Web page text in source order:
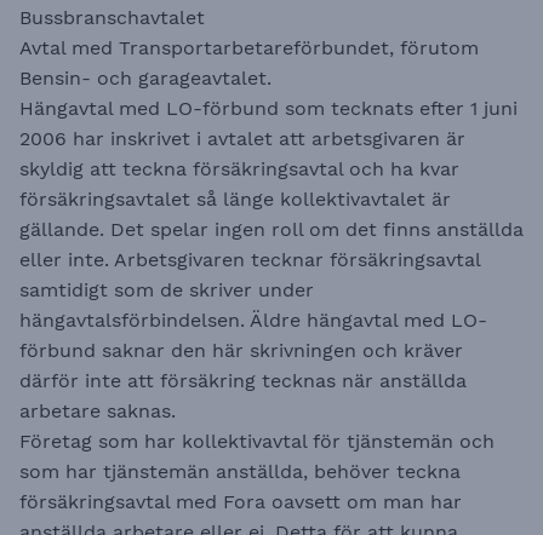
Bussbranschavtalet
Avtal med Transportarbetareförbundet, förutom
Bensin- och garageavtalet.
Hängavtal med LO-förbund som tecknats efter 1 juni
2006 har inskrivet i avtalet att arbetsgivaren är
skyldig att teckna försäkringsavtal och ha kvar
försäkringsavtalet så länge kollektivavtalet är
gällande. Det spelar ingen roll om det finns anställda
eller inte. Arbetsgivaren tecknar försäkringsavtal
samtidigt som de skriver under
hängavtalsförbindelsen. Äldre hängavtal med LO-
förbund saknar den här skrivningen och kräver
därför inte att försäkring tecknas när anställda
arbetare saknas.
Företag som har kollektivavtal för tjänstemän och
som har tjänstemän anställda, behöver teckna
försäkringsavtal med Fora oavsett om man har